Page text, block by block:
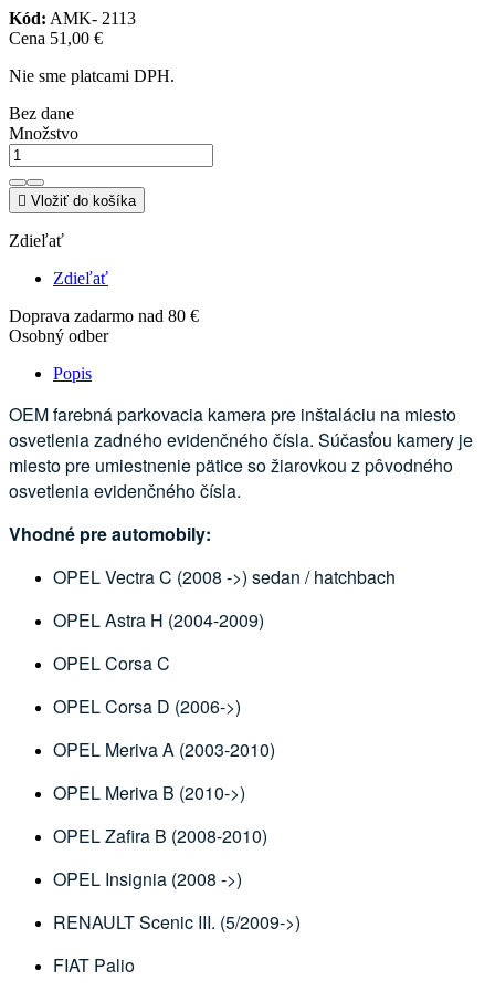
Kód: AMK- 2113
Cena 51,00 €
Nie sme platcami DPH.
Bez dane
Množstvo
 Vložiť do košíka
Zdieľať
Zdieľať
Doprava zadarmo nad 80 €
Osobný odber
Popis
OEM farebná parkovacia kamera pre inštaláciu na miesto
osvetlenia zadného evidenčného čísla. Súčasťou kamery je
miesto pre umiestnenie pätice so žiarovkou z pôvodného
osvetlenia evidenčného čísla.
Vhodné pre automobily:
OPEL Vectra C (2008 ->) sedan / hatchbach
OPEL Astra H (2004-2009)
OPEL Corsa C
OPEL Corsa D (2006->)
OPEL Meriva A (2003-2010)
OPEL Meriva B (2010->)
OPEL Zafira B (2008-2010)
OPEL Insignia (2008 ->)
RENAULT Scenic III. (5/2009->)
FIAT Palio